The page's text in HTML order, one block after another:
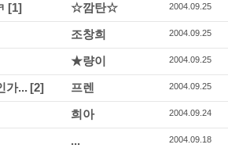
[1] ☆깜탄☆ 2004.09.25
조창희 2004.09.25
★량이 2004.09.25
가... [2] 프렌 2004.09.25
희아 2004.09.24
... 2004.09.18